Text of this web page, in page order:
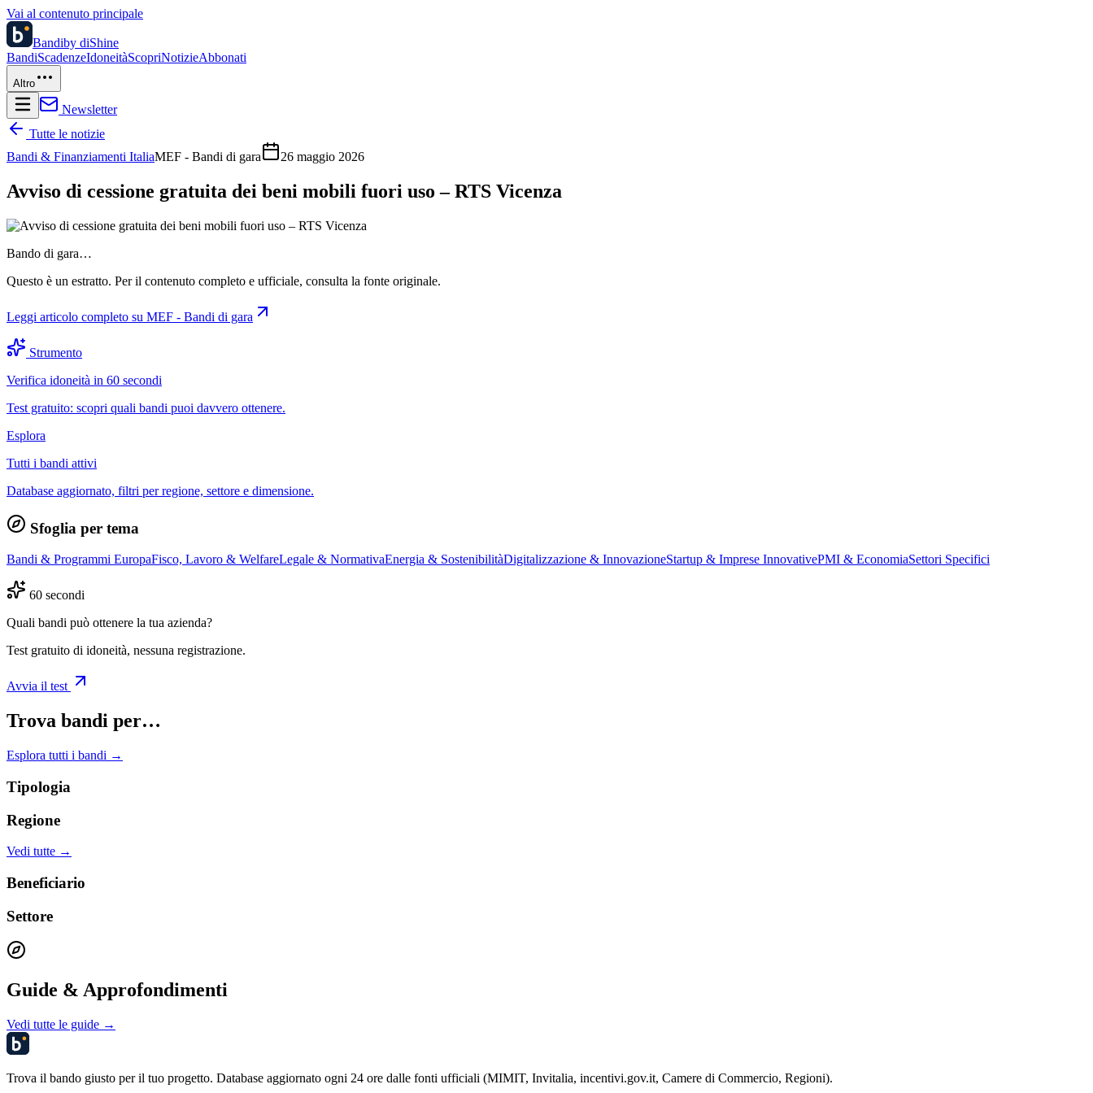
Vai al contenuto principale
Bandiby diShine
BandiScadenzeIdoneitàScopriNotizieAbbonati
Altro
Newsletter
Tutte le notizie
Bandi & Finanziamenti ItaliaMEF - Bandi di gara 26 maggio 2026
Avviso di cessione gratuita dei beni mobili fuori uso – RTS Vicenza
Bando di gara…
Questo è un estratto. Per il contenuto completo e ufficiale, consulta la fonte originale.
Leggi articolo completo su MEF - Bandi di gara
Strumento
Verifica idoneità in 60 secondi
Test gratuito: scopri quali bandi puoi davvero ottenere.
Esplora
Tutti i bandi attivi
Database aggiornato, filtri per regione, settore e dimensione.
Sfoglia per tema
Bandi & Programmi EuropaFisco, Lavoro & WelfareLegale & NormativaEnergia & SostenibilitàDigitalizzazione & InnovazioneStartup & Imprese InnovativePMI & EconomiaSettori Specifici
60 secondi
Quali bandi può ottenere la tua azienda?
Test gratuito di idoneità, nessuna registrazione.
Avvia il test
Trova bandi per…
Esplora tutti i bandi →
Tipologia
Regione
Vedi tutte →
Beneficiario
Settore
Guide & Approfondimenti
Vedi tutte le guide →
Trova il bando giusto per il tuo progetto. Database aggiornato ogni 24 ore dalle fonti ufficiali (MIMIT, Invitalia, incentivi.gov.it, Camere di Commercio, Regioni).